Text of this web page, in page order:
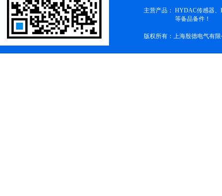
主营产品： HYDAC传感器、
等备品备件！
版权所有：上海殷德电气有